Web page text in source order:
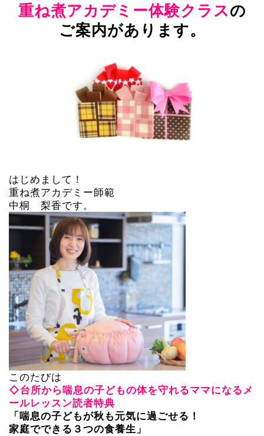
重ね煮アカデミー体験クラスの
ご案内があります。
はじめまして！
重ね煮アカデミー師範
中桐 梨香です。
このたびは
◇台所から喘息の子どもの体を守れるママになるメ
ールレッスン読者特典
「喘息の子どもが秋も元気に過ごせる！
家庭でできる３つの食養生」